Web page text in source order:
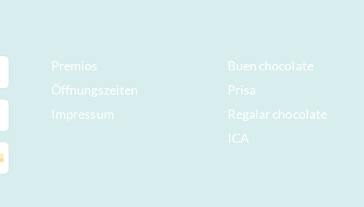
Premios
Öffnungszeiten
Impressum
Buen chocolate
Prisa
Regalar chocolate
ICA